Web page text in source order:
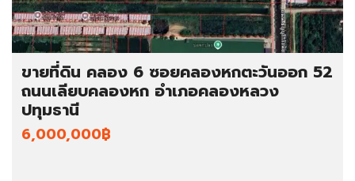
ขายที่ดิน คลอง 6 ซอยคลองหกตะวันออก 52
ถนนเลียบคลองหก อำเภอคลองหลวง
ปทุมธานี
6,000,000฿